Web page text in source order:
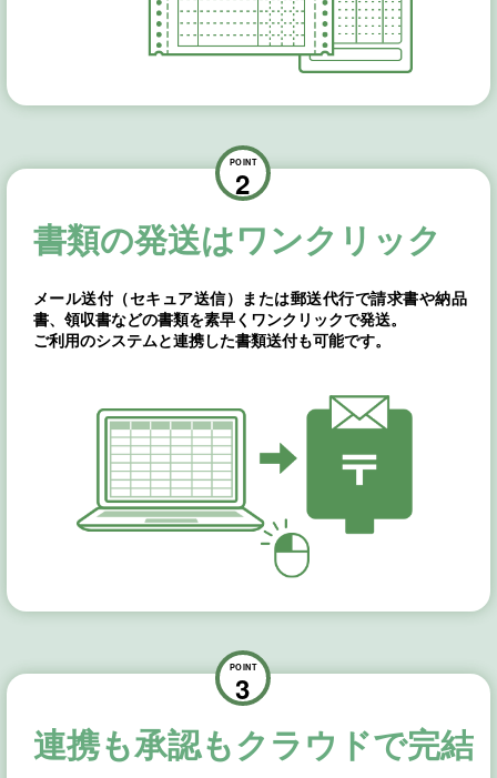
POINT
2
書類の発送はワンクリック
メール送付（セキュア送信）または郵送代行で請求書や納品
書、領収書などの書類を素早くワンクリックで発送。
ご利用のシステムと連携した書類送付も可能です。
POINT
3
連携も承認もクラウドで完結